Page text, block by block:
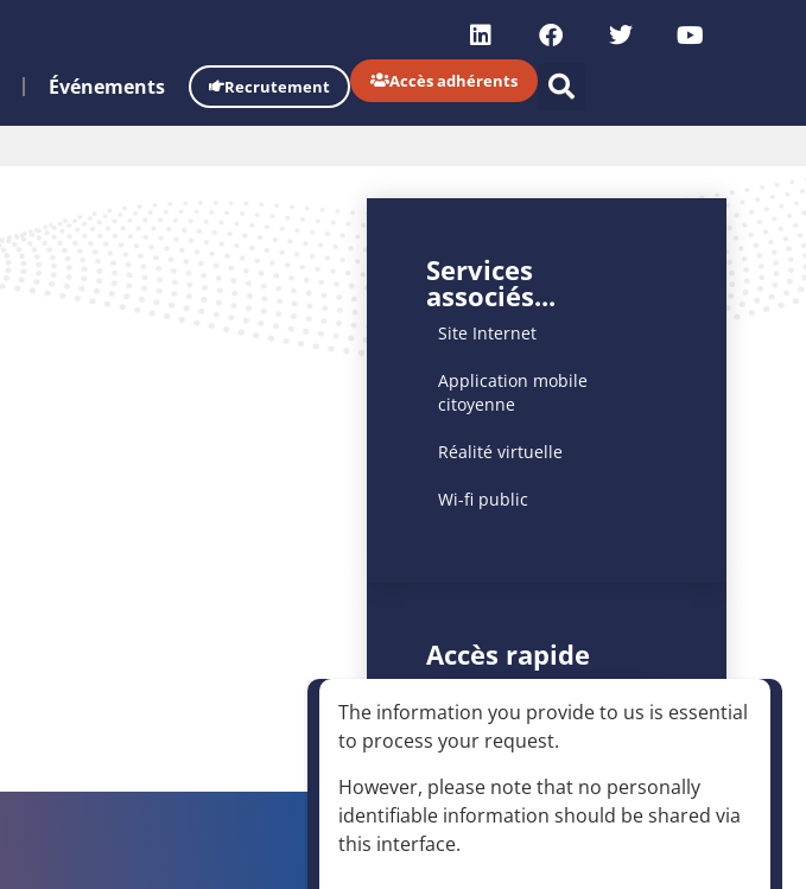
Événements Recrutement Accès adhérents
Services
associés...
Site Internet
Application mobile
citoyenne
Réalité virtuelle
Wi-fi public
Accès rapide
Expertises
The information you provide to us is essential
to process your request.
However, please note that no personally
identifiable information should be shared via
this interface.